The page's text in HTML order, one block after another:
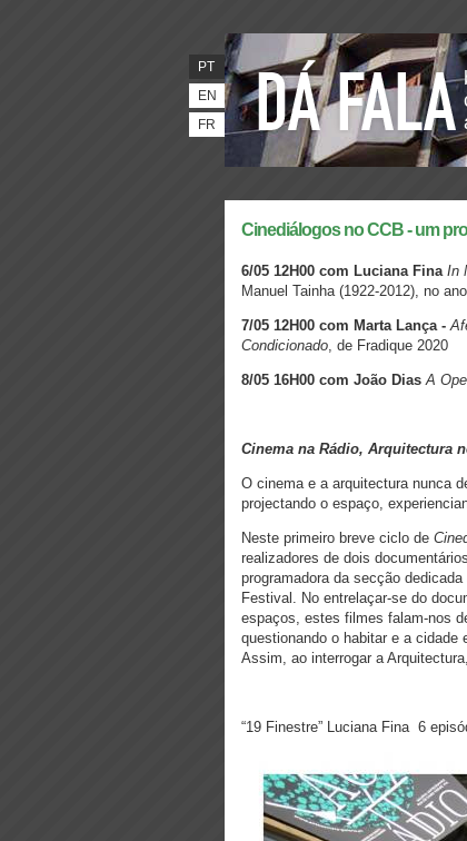
PT
EN
FR
Cinediálogos no CCB - um
6/05 12H00 com Luciana Fina In
Manuel Tainha (1922-2012), no
7/05 12H00 com Marta Lança -
Condicionado, de Fradique 2020
8/05 16H00 com João DiasA
Cinema na Rádio, Arquitectura
O cinema e a arquitectura nunca
projectando o espaço,
Neste primeiro breve ciclo de
realizadores de dois
programadora da secção
Festival. No entrelaçar-se do
espaços, estes filmes falam-nos
questionando o habitar e a
Assim, ao interrogar a
“19 Finestre” Luciana Fina 6